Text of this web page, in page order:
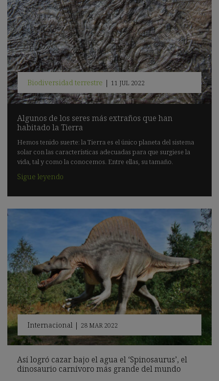
Biodiversidad terrestre | 11 JUL 2022
Algunos de los seres más extraños que han
habitado la Tierra
Hemos tenido suerte: la Tierra es el único planeta del sistema
solar con las características adecuadas para que surgiese la
vida, tal y como la conocemos. Entre ellas, su tamaño.
Sigue leyendo
Internacional| 28 MAR 2022
Así logró cazar bajo el agua el ‘Spinosaurus’, el
dinosaurio carnívoro más grande del mundo